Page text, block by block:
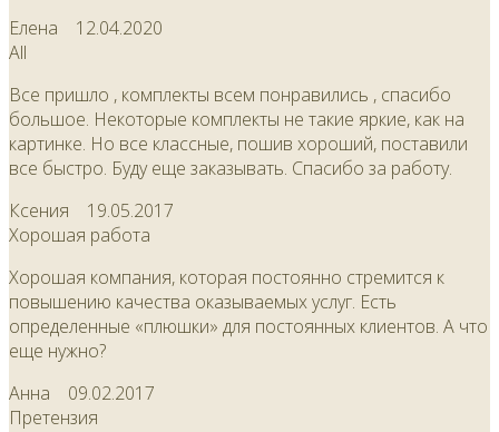
Елена 12.04.2020
All
Все пришло , комплекты всем понравились , спасибо
большое. Некоторые комплекты не такие яркие, как на
картинке. Но все классные, пошив хороший, поставили
все быстро. Буду еще заказывать. Спасибо за работу.
Ксения 19.05.2017
Хорошая работа
Хорошая компания, которая постоянно стремится к
повышению качества оказываемых услуг. Есть
определенные «плюшки» для постоянных клиентов. А что
еще нужно?
Анна 09.02.2017
Претензия